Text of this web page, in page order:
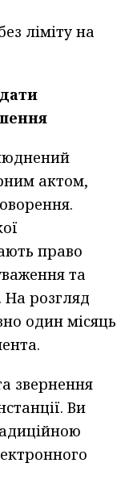
ліміту на
актом,
право
та
На розгляд
один місяць
звернення
Ви